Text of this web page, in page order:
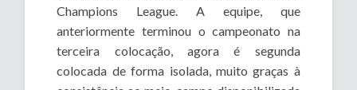
Champions League. A equipe, que
anteriormente terminou o campeonato na
terceira colocação, agora é segunda
colocada de forma isolada, muito graças à